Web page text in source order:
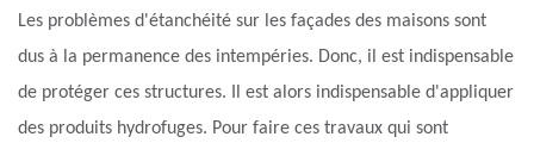
Les problèmes d'étanchéité sur les façades des maisons sont
dus à la permanence des intempéries. Donc, il est indispensable
de protéger ces structures. Il est alors indispensable d'appliquer
des produits hydrofuges. Pour faire ces travaux qui sont